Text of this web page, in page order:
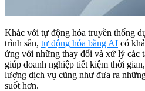
Khác với tự động hóa truyền thống
trình sẵn, tự động hóa bằng AI có
ứng với những thay đổi và xử lý các
giúp doanh nghiệp tiết kiệm thời
lượng dịch vụ cũng như đưa ra
suốt hơn.